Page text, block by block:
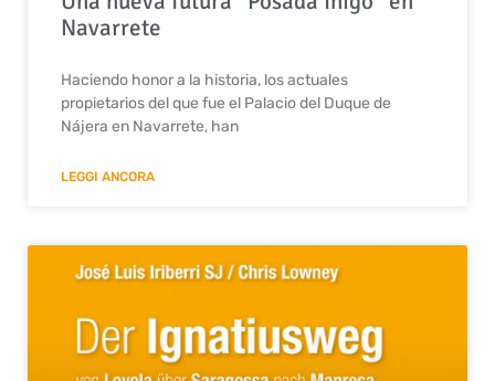
Navarrete
Haciendo honor a la historia, los actuales
propietarios del que fue el Palacio del Duque de
Nájera en Navarrete, han
LEGGI ANCORA